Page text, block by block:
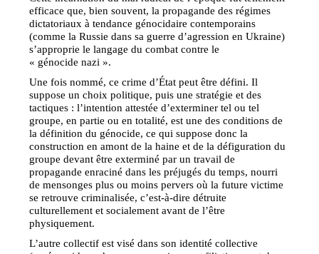
efficace que, bien souvent, la propagande des régimes
dictatoriaux à tendance génocidaire contemporains
(comme la Russie dans sa guerre d’agression en Ukraine)
s’approprie le langage du combat contre le
« génocide nazi ».
Une fois nommé, ce crime d’État peut être défini. Il
suppose un choix politique, puis une stratégie et des
tactiques : l’intention attestée d’exterminer tel ou tel
groupe, en partie ou en totalité, est une des conditions de
la définition du génocide, ce qui suppose donc la
construction en amont de la haine et de la défiguration du
groupe devant être exterminé par un travail de
propagande enraciné dans les préjugés du temps, nourri
de mensonges plus ou moins pervers où la future victime
se retrouve criminalisée, c’est-à-dire détruite
culturellement et socialement avant de l’être
physiquement.
L’autre collectif est visé dans son identité collective